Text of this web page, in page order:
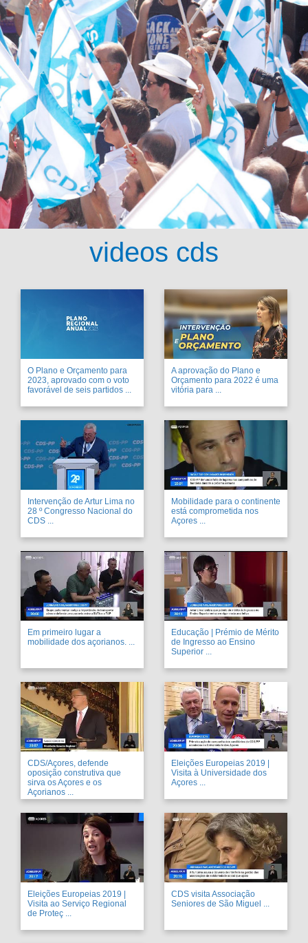
videos cds
O Plano e Orçamento para
2023, aprovado com o voto
favorável de seis partidos ...
A aprovação do Plano e
Orçamento para 2022 é uma
vitória para ...
Intervenção de Artur Lima no
28 º Congresso Nacional do
CDS ...
Mobilidade para o continente
está comprometida nos
Açores ...
Em primeiro lugar a
mobilidade dos açorianos. ...
Educação | Prémio de Mérito
de Ingresso ao Ensino
Superior ...
CDS/Açores, defende
oposição construtiva que
sirva os Açores e os
Açorianos ...
Eleições Europeias 2019 |
Visita à Universidade dos
Açores ...
Eleições Europeias 2019 |
Visita ao Serviço Regional
de Proteç ...
CDS visita Associação
Seniores de São Miguel ...